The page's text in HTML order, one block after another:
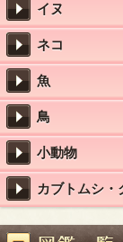
イヌ
ネコ
魚
鳥
小動物
カブトムシ・